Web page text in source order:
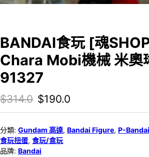
BANDAI食玩 [魂
Chara Mobi機械 米奧
91327
$314.0 Original price was:
$190.0
分類: Gundam 高達, Bandai Figure, P-Bandai
食玩扭蛋, 食玩/盒玩
品牌: Bandai